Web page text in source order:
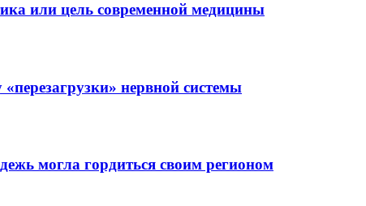
или цель современной медицины
нервной системы
могла гордиться своим регионом